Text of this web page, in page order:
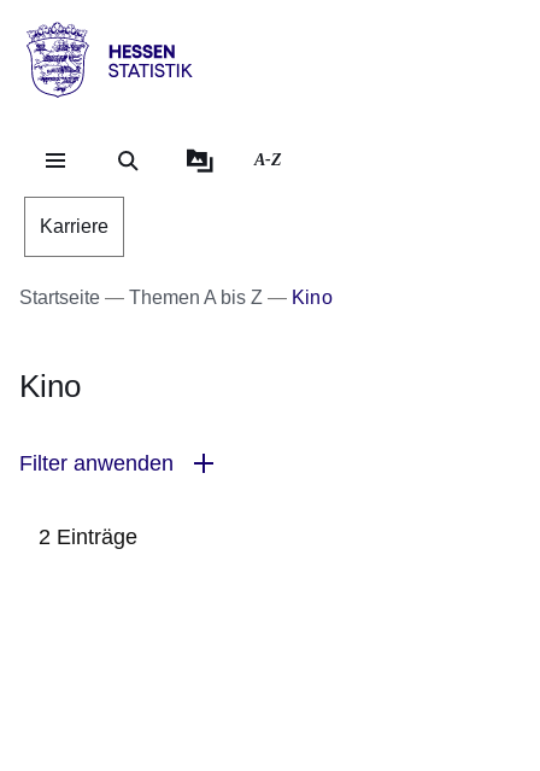
Hessen
Statistik
A-Z
Karriere
Startseite Themen A bis Z Kino
Kino
Filter anwenden
2 Einträge